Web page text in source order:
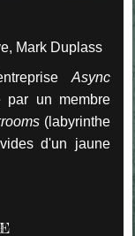
Mark Duplass
Async
par un membre
(labyrinthe
d'un jaune